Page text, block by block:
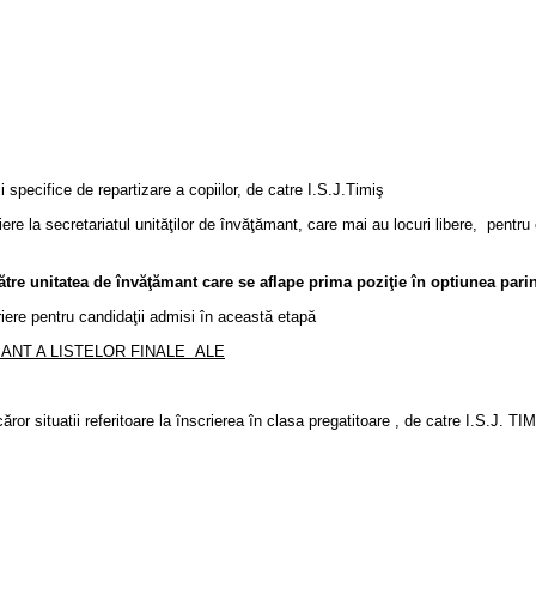
specifice de repartizare a copiilor, de catre I.S.J.Timiş
la secretariatul unităţilor de învăţămant, care mai au locuri libere,
unitatea de învăţămant care se aflape prima poziţie în optiunea
pentru candidaţii admisi în această etapă
A LISTELOR FINALE ALE
situatii referitoare la înscrierea în clasa pregatitoare , de catre I.S.J.